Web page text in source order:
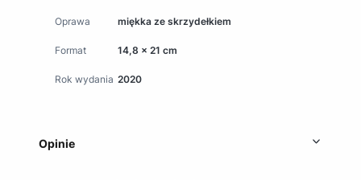
Oprawa miękka ze skrzydełkiem
Format 14,8 x 21 cm
Rok wydania 2020
Opinie